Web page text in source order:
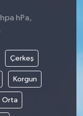
hPa,
Çerkeş
Korgun
Orta